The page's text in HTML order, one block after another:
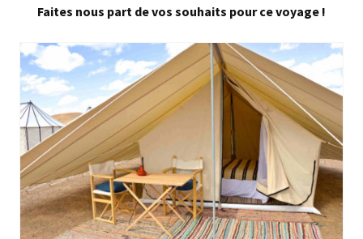
Faites nous part de vos souhaits pour ce voyage !